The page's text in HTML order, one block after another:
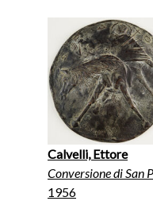
Calvelli, Ettore
Conversione di San
1956